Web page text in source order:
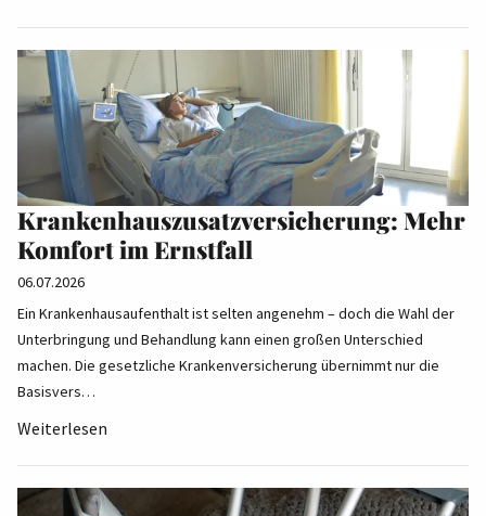
Krankenhauszusatzversicherung: Mehr
Komfort im Ernstfall
06.07.2026
Ein Krankenhausaufenthalt ist selten angenehm – doch die Wahl der
Unterbringung und Behandlung kann einen großen Unterschied
machen. Die gesetzliche Krankenversicherung übernimmt nur die
Basisvers…
Weiterlesen